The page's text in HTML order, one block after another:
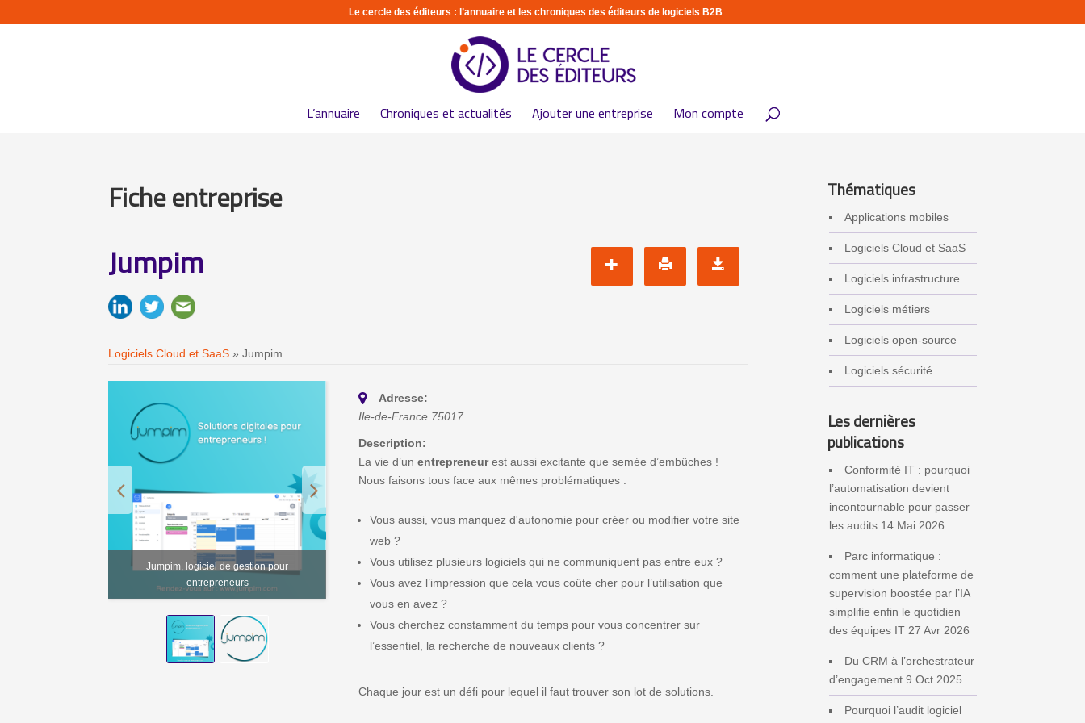
Le cercle des éditeurs : l’annuaire et les chroniques des éditeurs de logiciels B2B
L’annuaire Chroniques et actualités Ajouter une entreprise Mon compte
Fiche entreprise
Jumpim
Logiciels Cloud et SaaS »Jumpim
Jumpim, logiciel de gestion pour
entrepreneurs
Adresse:
Ile-de-France 75017
Description:
La vie d’unentrepreneurest aussi excitante que semée d’embûches !
Nous faisons tous face aux mêmes problématiques :
Vous aussi, vous manquez d'autonomie pour créer ou modifier votre site
web ?
Vous utilisez plusieurs logiciels qui ne communiquent pas entre eux ?
Vous avez l’impression que cela vous coûte cher pour l’utilisation que
vous en avez ?
Vous cherchez constamment du temps pour vous concentrer sur
l’essentiel, la recherche de nouveaux clients ?
Chaque jour est un défi pour lequel il faut trouver son lot de solutions.
Thématiques
Applications mobiles
Logiciels Cloud et SaaS
Logiciels infrastructure
Logiciels métiers
Logiciels open-source
Logiciels sécurité
Les dernières
publications
Conformité IT : pourquoi
l’automatisation devient
incontournable pour passer
les audits 14 Mai 2026
Parc informatique :
comment une plateforme de
supervision boostée par l’IA
simplifie enfin le quotidien
des équipes IT 27 Avr 2026
Du CRM à l’orchestrateur
d’engagement 9 Oct 2025
Pourquoi l’audit logiciel